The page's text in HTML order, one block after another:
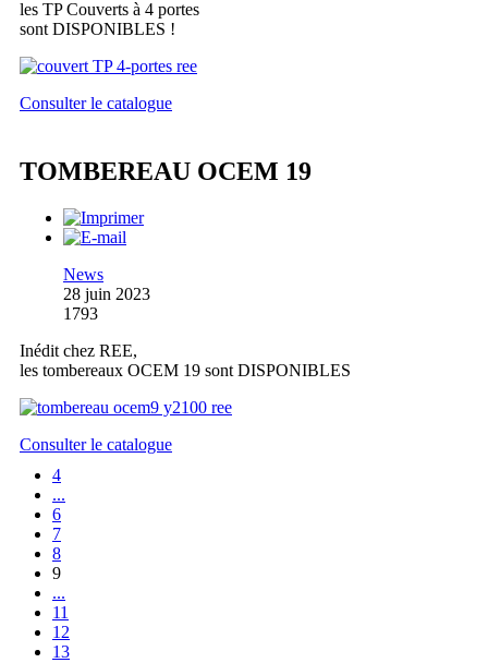
les TP Couverts à 4 portes
sont DISPONIBLES !
Consulter le catalogue
TOMBEREAU OCEM 19
News
28 juin 2023
1793
Inédit chez REE,
les tombereaux OCEM 19 sont DISPONIBLES
Consulter le catalogue
4
...
6
7
8
9
...
11
12
13